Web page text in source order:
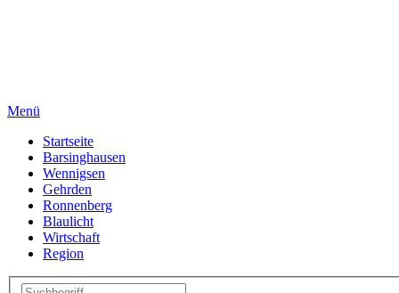
Menü
Startseite
Barsinghausen
Wennigsen
Gehrden
Ronnenberg
Blaulicht
Wirtschaft
Region